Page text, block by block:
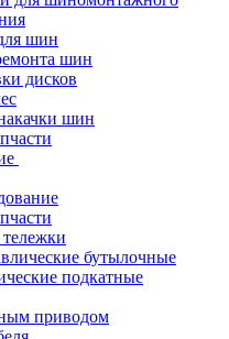
шин
шин
дисков
шин
бутылочные
подкатные
приводом